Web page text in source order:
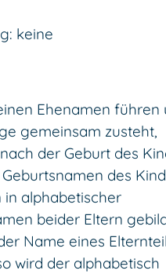
keine
Ehenamen führen
gemeinsam zusteht,
der Geburt des
des
in alphabetischer
beider Eltern
Name eines
wird der alphabetisch